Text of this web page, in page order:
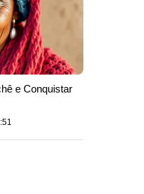
e Conquistar